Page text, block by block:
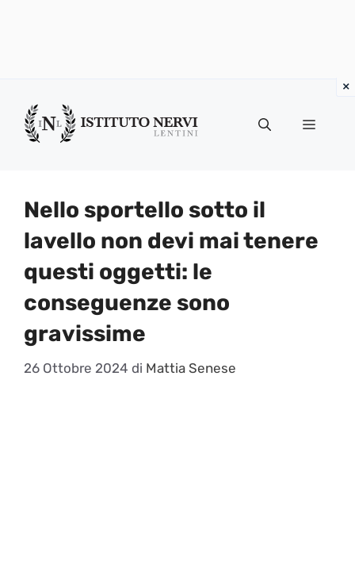
contenuto
Menu
Nello sportello sotto il
lavello non devi mai tenere
questi oggetti: le
conseguenze sono
gravissime
26 Ottobre 2024 di Mattia Senese